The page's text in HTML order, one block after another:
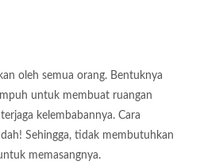
oleh semua orang. Bentuknya
untuk membuat ruangan
kelembabannya. Cara
Sehingga, tidak membutuhkan
memasangnya.